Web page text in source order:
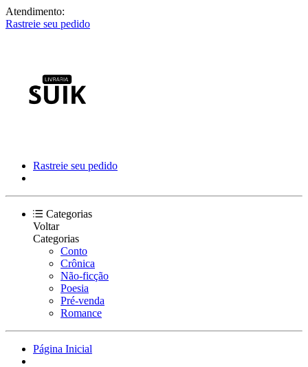
Atendimento:
Rastreie seu pedido
Rastreie seu pedido
Categorias
Voltar
Categorias
Conto
Crônica
Não-ficção
Poesia
Pré-venda
Romance
Página Inicial